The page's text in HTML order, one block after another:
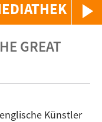
GREAT
Künstler